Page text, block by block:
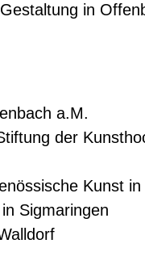
in
a.M.
der
Kunst in
Sigmaringen